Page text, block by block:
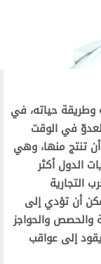
وطريقة حياته، في
في الوقت
تنتج منها، وهي
الدول أكثر
أن تؤدي إلى
والحصص والحواجز
إلى عواقب